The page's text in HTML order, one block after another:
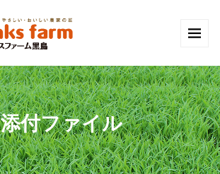
添付ファイル